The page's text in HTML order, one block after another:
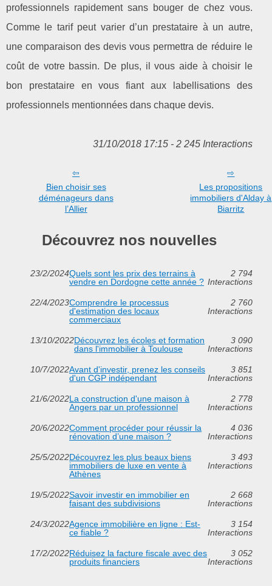
professionnels rapidement sans bouger de chez vous.
Comme le tarif peut varier d’un prestataire à un autre,
une comparaison des devis vous permettra de réduire le
coût de votre bassin. De plus, il vous aide à choisir le
bon prestataire en vous fiant aux labellisations des
professionnels mentionnées dans chaque devis.
31/10/2018 17:15 - 2 245 Interactions
Bien choisir ses
déménageurs dans
l’Allier
Les propositions
immobiliers d'Alday à
Biarritz
Découvrez nos nouvelles
23/2/2024Quels sont les prix des terrains à
vendre en Dordogne cette année ?
2 794
Interactions
22/4/2023Comprendre le processus
d'estimation des locaux
commerciaux
2 760
Interactions
13/10/2022Découvrez les écoles et formation
dans l'immobilier à Toulouse
3 090
Interactions
10/7/2022Avant d'investir, prenez les conseils
d'un CGP indépendant
3 851
Interactions
21/6/2022La construction d'une maison à
Angers par un professionnel
2 778
Interactions
20/6/2022Comment procéder pour réussir la
rénovation d’une maison ?
4 036
Interactions
25/5/2022Découvrez les plus beaux biens
immobiliers de luxe en vente à
Athènes
3 493
Interactions
19/5/2022Savoir investir en immobilier en
faisant des subdivisions
2 668
Interactions
24/3/2022Agence immobilière en ligne : Est-
ce fiable ?
3 154
Interactions
17/2/2022Réduisez la facture fiscale avec des
produits financiers
3 052
Interactions